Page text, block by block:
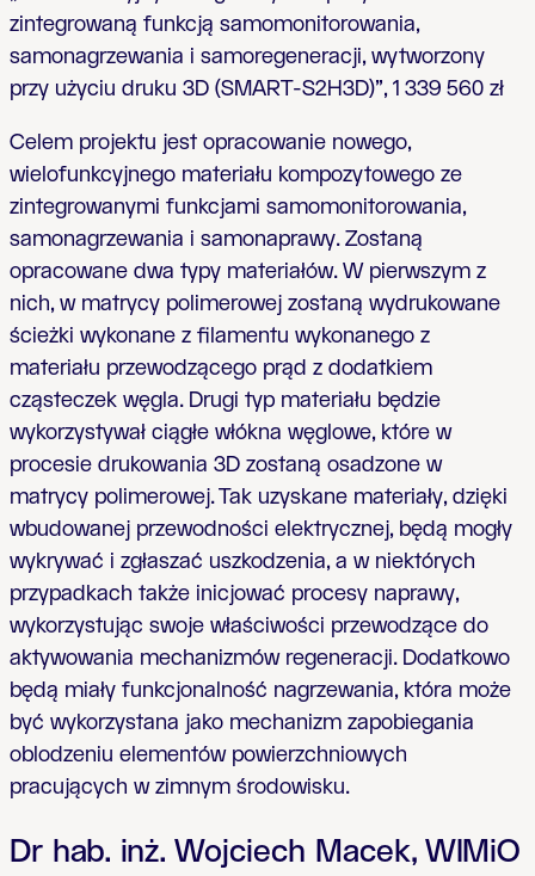
zintegrowaną funkcją samomonitorowania,
samonagrzewania i samoregeneracji, wytworzony
przy użyciu druku 3D (SMART-S2H3D)”, 1 339 560 zł
Celem projektu jest opracowanie nowego,
wielofunkcyjnego materiału kompozytowego ze
zintegrowanymi funkcjami samomonitorowania,
samonagrzewania i samonaprawy. Zostaną
opracowane dwa typy materiałów. W pierwszym z
nich, w matrycy polimerowej zostaną wydrukowane
ścieżki wykonane z filamentu wykonanego z
materiału przewodzącego prąd z dodatkiem
cząsteczek węgla. Drugi typ materiału będzie
wykorzystywał ciągłe włókna węglowe, które w
procesie drukowania 3D zostaną osadzone w
matrycy polimerowej. Tak uzyskane materiały, dzięki
wbudowanej przewodności elektrycznej, będą mogły
wykrywać i zgłaszać uszkodzenia, a w niektórych
przypadkach także inicjować procesy naprawy,
wykorzystując swoje właściwości przewodzące do
aktywowania mechanizmów regeneracji. Dodatkowo
będą miały funkcjonalność nagrzewania, która może
być wykorzystana jako mechanizm zapobiegania
oblodzeniu elementów powierzchniowych
pracujących w zimnym środowisku.
Dr hab. inż. Wojciech Macek, WIMiO